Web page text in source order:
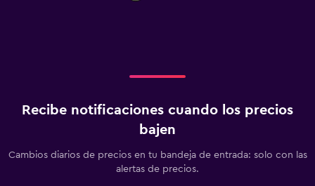
Recibe notificaciones cuando los precios
bajen
Cambios diarios de precios en tu bandeja de entrada: solo con las
alertas de precios.